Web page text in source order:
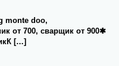
monte doo,
от 700, сварщик от 900✱
[…]